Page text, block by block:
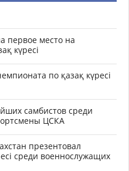
первое место на
күресі
по қазақ күресі
самбистов среди
ЦСКА
презентовал
среди военнослужащих